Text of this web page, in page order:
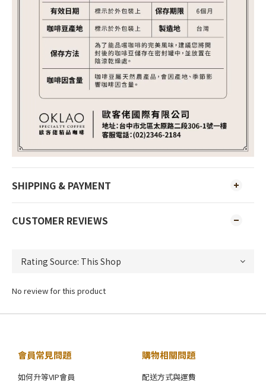
SHIPPING & PAYMENT
CUSTOMER REVIEWS
No review for this product
會員常見問題
如何升等VIP會員
購物相關問題
配送方式與運費